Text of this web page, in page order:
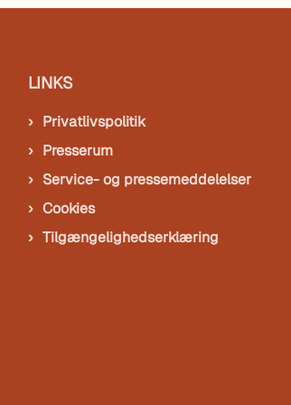
LINKS
Privatlivspolitik
Presserum
Service- og pressemeddelelser
Cookies
Tilgængelighedserklæring